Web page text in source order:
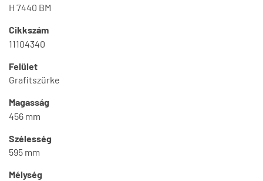
H 7440 BM
Cikkszám
11104340
Felület
Grafitszürke
Magasság
456 mm
Szélesség
595 mm
Mélység